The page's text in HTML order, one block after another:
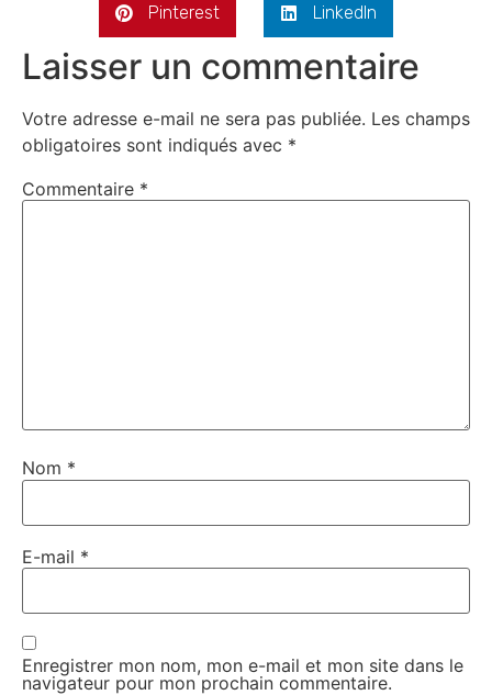
Pinterest LinkedIn
Laisser un commentaire
Votre adresse e-mail ne sera pas publiée. Les champs
obligatoires sont indiqués avec *
Commentaire *
Nom *
E-mail *
Enregistrer mon nom, mon e-mail et mon site dans le
navigateur pour mon prochain commentaire.